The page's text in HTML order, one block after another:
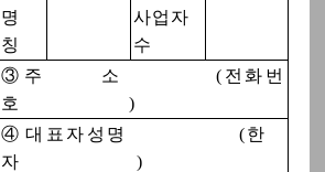
명
칭
사업자
수
③주 소 (전화번
호 )
④대표자성명 (한
자 )